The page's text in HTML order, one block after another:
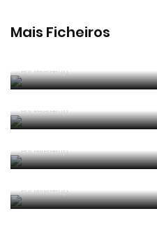
Mais Ficheiros
Por RefereeTip
Por RefereeTip
Por RefereeTip
2025 04 Alterações e
Por RefereeTip